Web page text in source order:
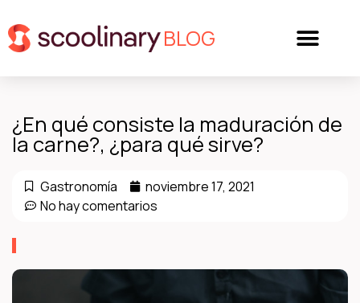
BLOG
¿En qué consiste la maduración de
la carne?, ¿para qué sirve?
Gastronomía
noviembre 17, 2021
No hay comentarios